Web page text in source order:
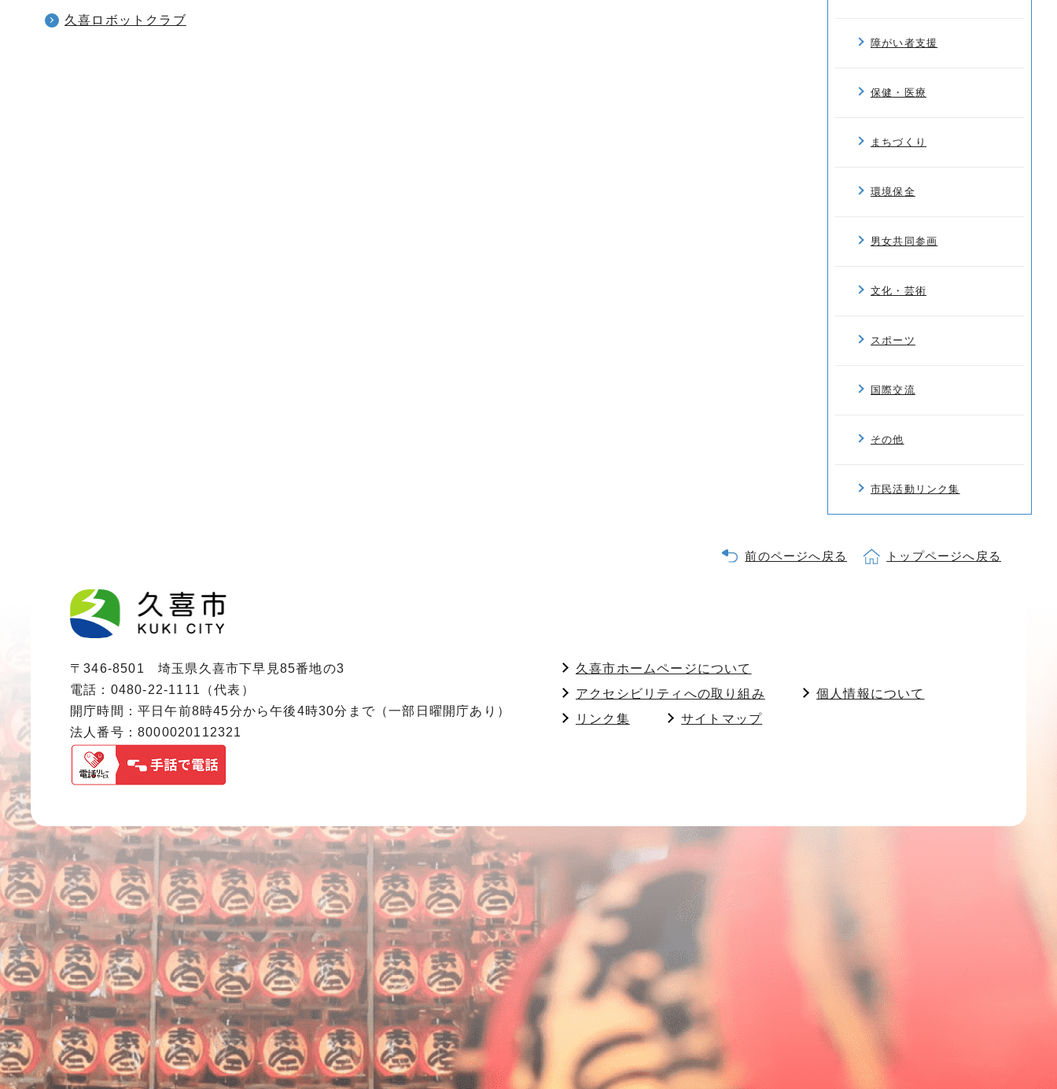
久喜ロボットクラブ
障がい者支援
保健・医療
まちづくり
環境保全
男女共同参画
文化・芸術
スポーツ
国際交流
その他
市民活動リンク集
前のページへ戻る トップページへ戻る
〒346-8501 埼玉県久喜市下早見85番地の3
電話：0480-22-1111（代表）
開庁時間：平日午前8時45分から午後4時30分まで（一部日曜開庁あり）
法人番号：8000020112321
久喜市ホームページについて
アクセシビリティへの取り組み
個人情報について
リンク集
サイトマップ